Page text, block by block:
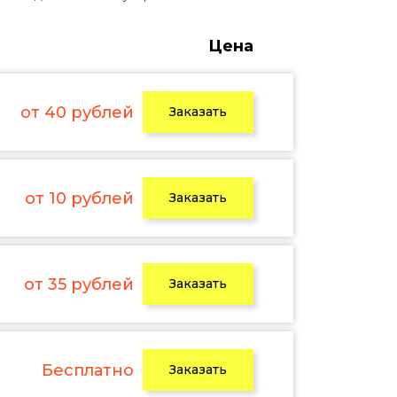
Цена
от 40 рублей Заказать
от 10 рублей Заказать
от 35 рублей Заказать
Бесплатно Заказать